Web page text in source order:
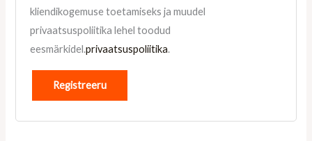
kliendikogemuse toetamiseks ja muudel
privaatsuspoliitika lehel toodud
eesmärkidel.privaatsuspoliitika.
Registreeru